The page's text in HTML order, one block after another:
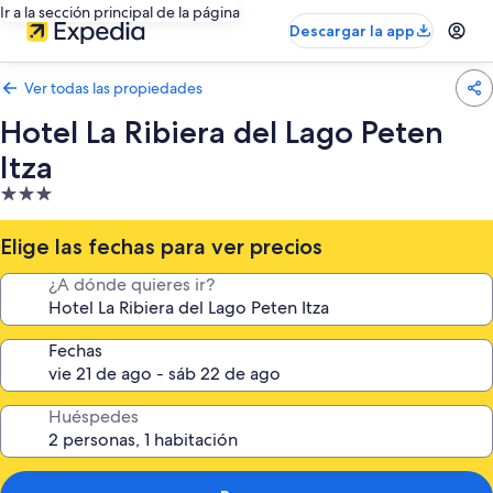
Ir a la sección principal de la página
Descargar la app
Ver todas las propiedades
Hotel La Ribiera del Lago Peten
Itza
Propiedad
de
3.0
estrellas
Elige las fechas para ver precios
¿A dónde quieres ir?
Fechas
Huéspedes